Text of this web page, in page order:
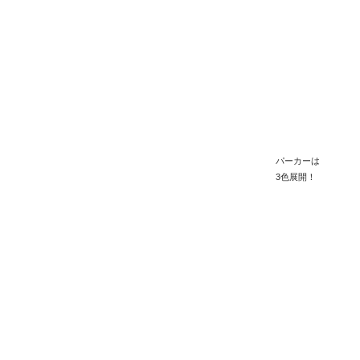
パーカーは
3色展開！